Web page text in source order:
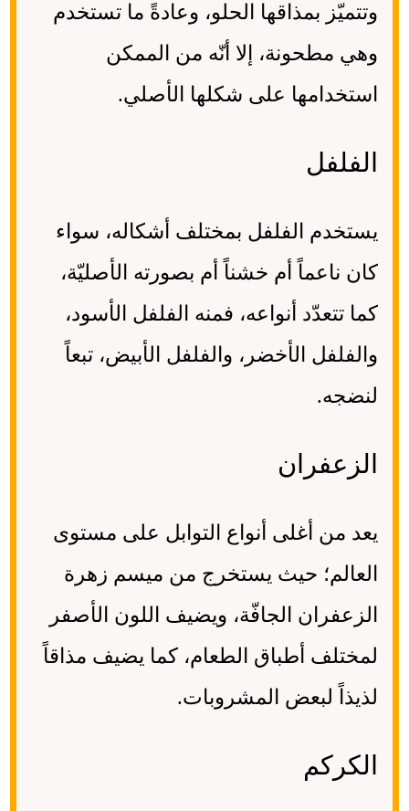
وتتميّز بمذاقها الحلو، وعادةً ما تستخدم
وهي مطحونة، إلا أنّه من الممكن
استخدامها على شكلها الأصلي.
الفلفل
يستخدم الفلفل بمختلف أشكاله، سواء
كان ناعماً أم خشناً أم بصورته الأصليّة،
كما تتعدّد أنواعه، فمنه الفلفل الأسود،
والفلفل الأخضر، والفلفل الأبيض، تبعاً
لنضجه.
الزعفران
يعد من أغلى أنواع التوابل على مستوى
العالم؛ حيث يستخرج من ميسم زهرة
الزعفران الجافّة، ويضيف اللون الأصفر
لمختلف أطباق الطعام، كما يضيف مذاقاً
لذيذاً لبعض المشروبات. ­
الكركم